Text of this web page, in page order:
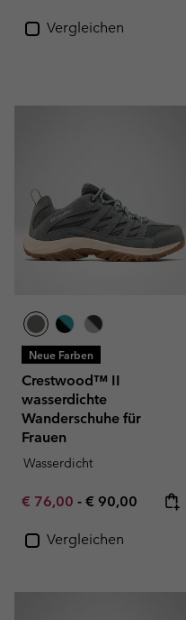
Vergleichen
Neue Farben
Crestwood™ II
wasserdichte
Wanderschuhe für
Frauen
Wasserdicht
Minimum sale price:
€ 76,00 - Maximum price:
€ 90,00
Vergleichen